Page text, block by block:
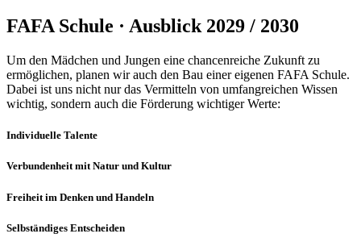
FAFA Schule · Ausblick 2029 / 2030
Um den Mädchen und Jungen eine chancenreiche Zukunft zu
ermöglichen, planen wir auch den Bau einer eigenen FAFA Schule.
Dabei ist uns nicht nur das Vermitteln von umfangreichen Wissen
wichtig, sondern auch die Förderung wichtiger Werte:
Individuelle Talente
Verbundenheit mit Natur und Kultur
Freiheit im Denken und Handeln
Selbständiges Entscheiden